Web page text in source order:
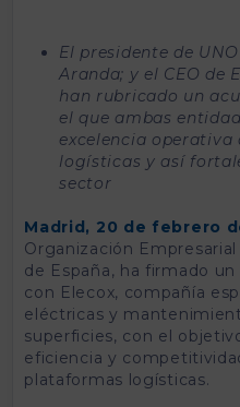
El presidente de
Aranda; y el CEO de
han rubricado un
el que ambas
excelencia
logísticas y así
sector
Madrid, 20 de febrero
Organización
de España, ha firmado
con Elecox, compañía
eléctricas y
superficies, con el
eficiencia y
plataformas logísticas.